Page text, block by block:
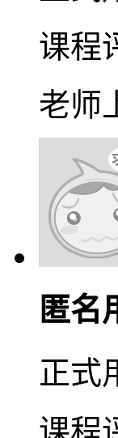
课程
老师
匿名
正式
课程